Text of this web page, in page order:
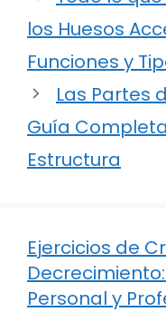
los Huesos
Funciones y
Las Partes
Guía
Estructura
Ejercicios de
Personal y